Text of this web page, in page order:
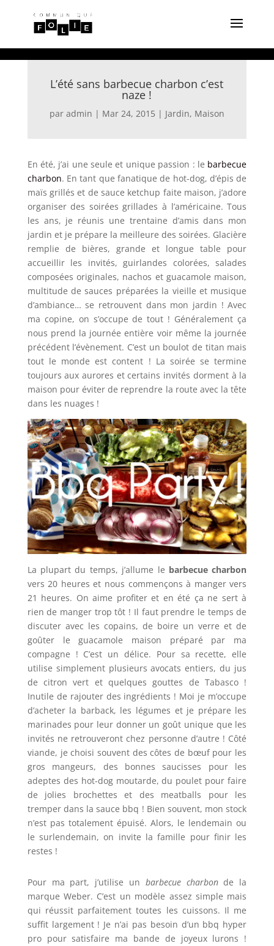
L’été sans barbecue charbon c’est
naze !
par admin | Mar 24, 2015 | Jardin, Maison
En été, j’ai une seule et unique passion : le barbecue
charbon. En tant que fanatique de hot-dog, d’épis de
maïs grillés et de sauce ketchup faite maison, j’adore
organiser des soirées grillades à l’américaine. Tous
les ans, je réunis une trentaine d’amis dans mon
jardin et je prépare la meilleure des soirées. Glacière
remplie de bières, grande et longue table pour
accueillir les invités, guirlandes colorées, salades
composées originales, nachos et guacamole maison,
multitude de sauces préparées la vieille et musique
d’ambiance… se retrouvent dans mon jardin ! Avec
ma copine, on s’occupe de tout ! Généralement ça
nous prend la journée entière voir même la journée
précédent l’évènement. C’est un boulot de titan mais
tout le monde est content ! La soirée se termine
toujours aux aurores et certains invités dorment à la
maison pour éviter de reprendre la route avec la tête
dans les nuages !
La plupart du temps, j’allume le barbecue charbon
vers 20 heures et nous commençons à manger vers
21 heures. On aime profiter et en été ça ne sert à
rien de manger trop tôt ! Il faut prendre le temps de
discuter avec les copains, de boire un verre et de
goûter le guacamole maison préparé par ma
compagne ! C’est un délice. Pour sa recette, elle
utilise simplement plusieurs avocats entiers, du jus
de citron vert et quelques gouttes de Tabasco !
Inutile de rajouter des ingrédients ! Moi je m’occupe
d’acheter la barback, les légumes et je prépare les
marinades pour leur donner un goût unique que les
invités ne retrouveront chez personne d’autre ! Côté
viande, je choisi souvent des côtes de bœuf pour les
gros mangeurs, des bonnes saucisses pour les
adeptes des hot-dog moutarde, du poulet pour faire
de jolies brochettes et des meatballs pour les
tremper dans la sauce bbq ! Bien souvent, mon stock
n’est pas totalement épuisé. Alors, le lendemain ou
le surlendemain, on invite la famille pour finir les
restes !
Pour ma part, j’utilise un barbecue charbonde la
marque Weber. C’est un modèle assez simple mais
qui réussit parfaitement toutes les cuissons. Il me
suffit largement ! Je n’ai pas besoin d’un bbq hyper
pro pour satisfaire ma bande de joyeux lurons !